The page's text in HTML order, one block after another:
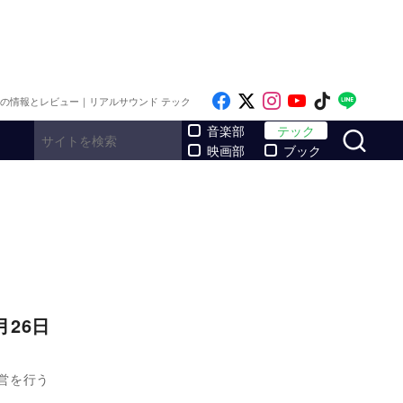
情報とレビュー｜リアルサウンド テック Like on Facebook
Follow on x
Follow on
Follow on
Follow
音楽部
映画部
テック
ブック
26日
を行う